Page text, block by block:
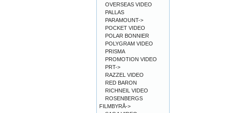
OVERSEAS VIDEO
PALLAS
PARAMOUNT->
POCKET VIDEO
POLAR BONNIER
POLYGRAM VIDEO
PRISMA
PROMOTION VIDEO
PRT->
RAZZEL VIDEO
RED BARON
RICHNEIL VIDEO
ROSENBERGS
FILMBYRÅ->